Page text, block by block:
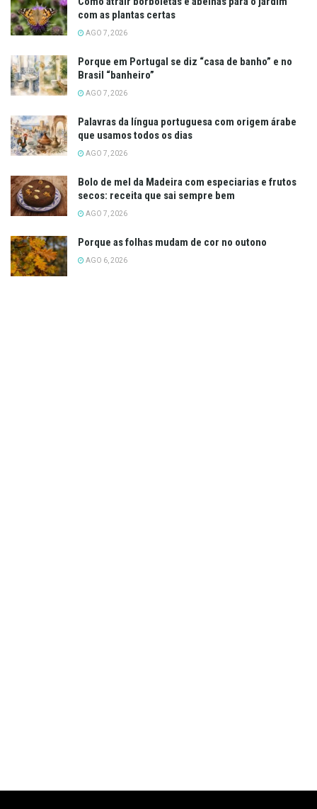
com as plantas certas
AGO 7, 2026
Porque em Portugal se diz “casa de banho” e no
Brasil “banheiro”
AGO 7, 2026
Palavras da língua portuguesa com origem árabe
que usamos todos os dias
AGO 7, 2026
Bolo de mel da Madeira com especiarias e frutos
secos: receita que sai sempre bem
AGO 7, 2026
Porque as folhas mudam de cor no outono
AGO 6, 2026